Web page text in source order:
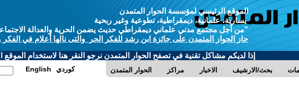
الموقع الرئيسي لمؤسسة الحوار المتمدن
يسارية، علمانية، ديمقراطية، تطوعية وغير ربحية
"من أجل مجتمع مدني علماني ديمقراطي حديث يضمن الحرية والعدالة
حاز الحوار المتمدن على جائزة ابن رشد للفكر الحر والتى نالها أعلام في الفكر
إذا لديكم مشاكل تقنية في تصفح الحوار المتمدن نرجو النقر هنا لاستخدام الموقع
الحوار المتمدن مراكز الاخبار بحث/الارشيف English كوردي